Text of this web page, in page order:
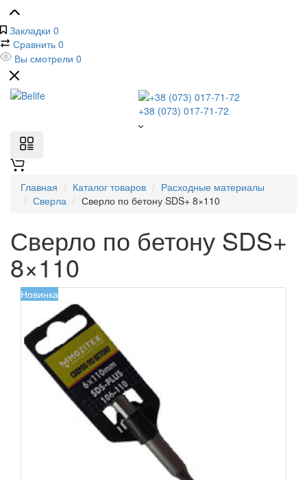
Закладки 0
Сравнить 0
Вы смотрели 0
+38 (073) 017-71-72
Главная Каталог товаров
Расходные материалы
Сверла
Сверло по бетону SDS+ 8×110
Сверло по бетону SDS+
8×110
Новинка